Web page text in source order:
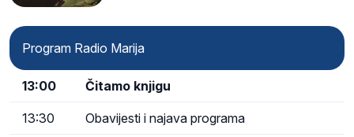
Program Radio Marija
13:00 Čitamo knjigu
13:30 Obavijesti i najava programa